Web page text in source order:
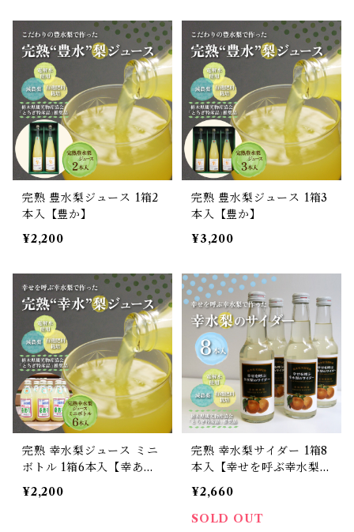
完熟 豊水梨ジュース 1箱2
本入【豊か】
¥2,200
完熟 豊水梨ジュース 1箱3
本入【豊か】
¥3,200
完熟 幸水梨ジュース ミニ
ボトル 1箱6本入【幸あ
り】
¥2,200
完熟 幸水梨サイダー 1箱8
本入【幸せを呼ぶ幸水梨の
サイダー】
¥2,660
SOLD OUT